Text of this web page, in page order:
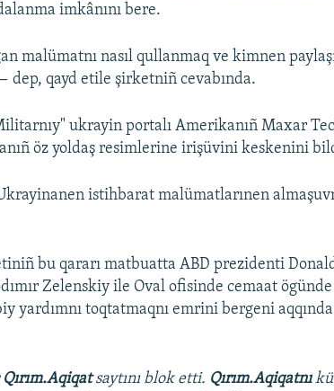
imkânını bere.
malümatnı nasıl qullanmaq ve kimnen
dep, qayd etile şirketniñ cevabında.
ukrayin portalı Amerikanıñ Maxar
öz yoldaş resimlerine irişüvini keskenini
istihbarat malümatlarınen
bu qararı matbuatta ABD prezidenti
Zelenskiy ile Oval ofisinde cemaat ögünde
yardımnı toqtatmaqnı emrini bergeni
Qırım.Aqiqatsaytını blok etti. Qırım.Aqiqatnı